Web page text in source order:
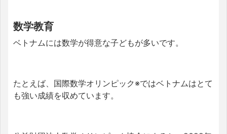
数学教育
ベトナムには数学が得意な子どもが多いです。
たとえば、国際数学オリンピック※ではベトナムはとて
も強い成績を収めています。